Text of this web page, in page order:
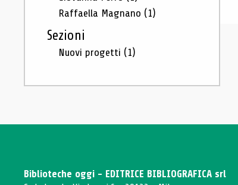
Raffaella Magnano (1)
Sezioni
Nuovi progetti (1)
Biblioteche oggi - EDITRICE BIBLIOGRAFICA srl